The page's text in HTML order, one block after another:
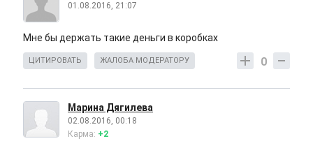
01.08.2016, 21:07
Мне бы держать такие деньги в коробках
0
ЦИТИРОВАТЬ ЖАЛОБА МОДЕРАТОРУ
Марина Дягилева
02.08.2016, 00:18
Карма: +2